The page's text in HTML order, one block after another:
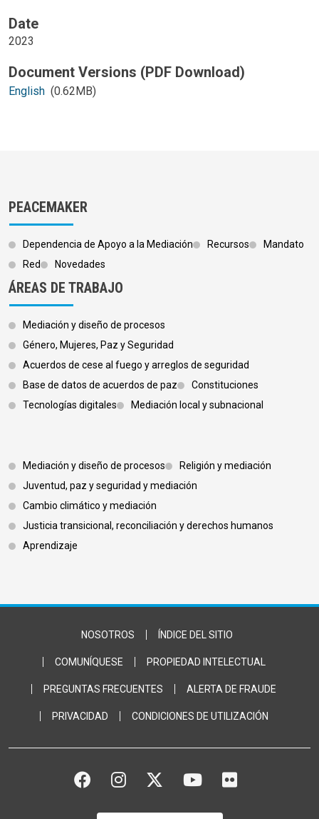
Date
2023
English (0.62MB)
PEACEMAKER
Dependencia de Apoyo a la Mediación Recursos
Mandato
Red
Novedades
ÁREAS DE TRABAJO
Mediación y diseño de procesos
Género, Mujeres, Paz y Seguridad
Acuerdos de cese al fuego y arreglos de seguridad
Base de datos de acuerdos de paz
Constituciones
Tecnologías digitales
Mediación local y subnacional
Footer 3
Mediación y diseño de procesos
Religión y mediación
Juventud, paz y seguridad y mediación
Cambio climático y mediación
Justicia transicional, reconciliación y derechos humanos
Aprendizaje
Footer Bottom
NOSOTROS ÍNDICE DEL SITIO
COMUNÍQUESE PROPIEDAD INTELECTUAL
PREGUNTAS FRECUENTES ALERTA DE FRAUDE
PRIVACIDAD CONDICIONES DE UTILIZACIÓN
FACEBOOK
INSTAGRAM
TWITTERYOUTUBE
FLICKR